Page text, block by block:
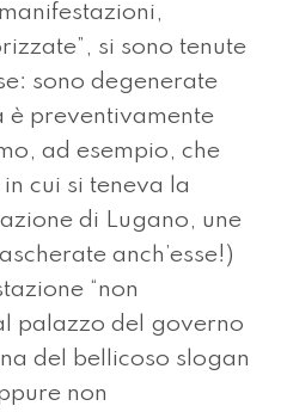
si sono tenute
sono degenerate
è preventivamente
ad esempio, che
cui si teneva la
di Lugano, une
anch’esse!)
“non
palazzo del governo
del bellicoso slogan
non